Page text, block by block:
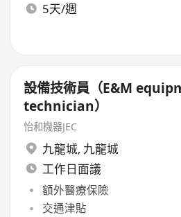
5天/週
設備技術員（E&M
technician）
怡和機器JEC
九龍城, 九龍城
工作日面議
額外醫療保險
交通津貼